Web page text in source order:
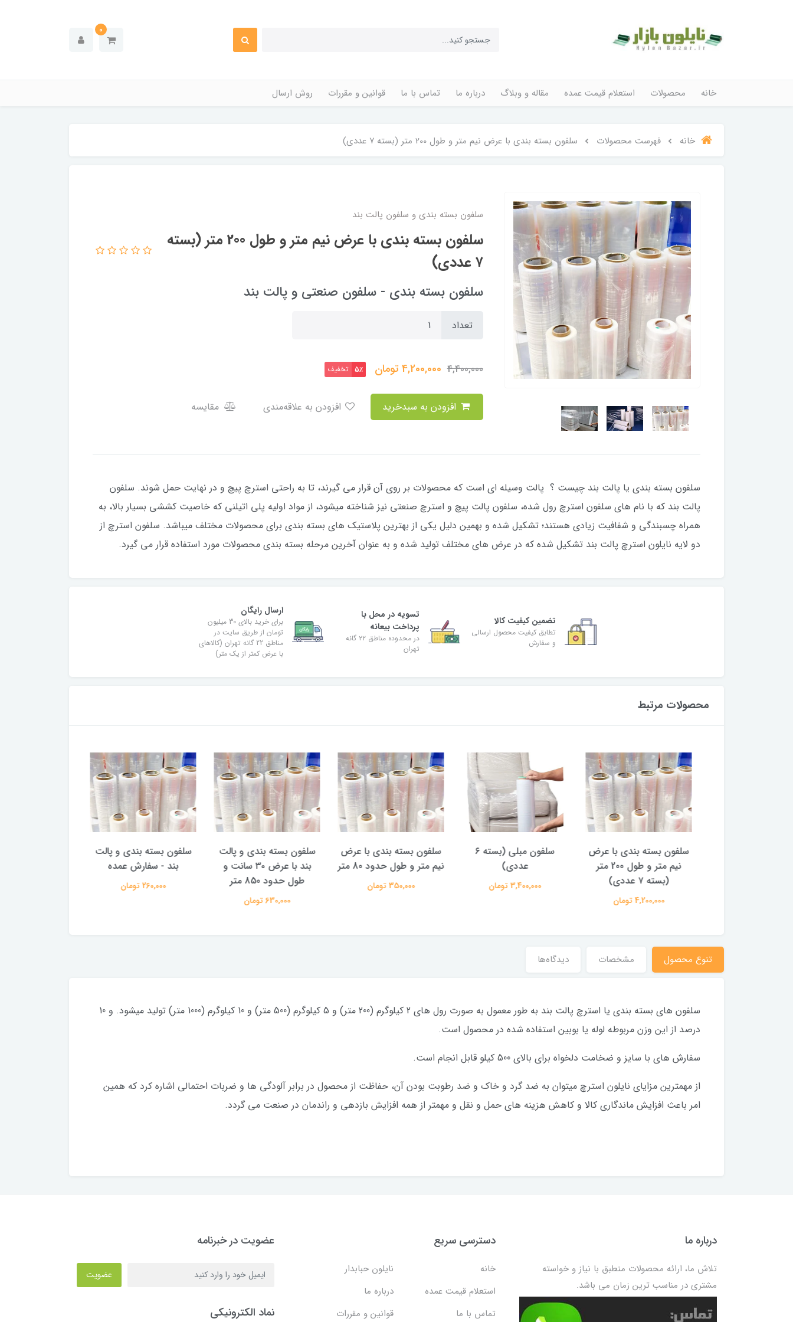
0
خانه محصولات استعلام قیمت عمده مقاله ‌و وبلاگ درباره ما تماس با ما قوانین و مقررات روش ارسال
خانه فهرست محصولات سلفون بسته بندی با عرض نیم متر و طول 200 متر (بسته ۷ عددی)
سلفون بسته بندی و سلفون پالت بند
سلفون بسته بندی با عرض نیم متر و طول 200 متر (بسته
۷ عددی)
سلفون بسته بندی - سلفون صنعتی و پالت بند
تعداد
4,400,000
4,200,000تومان 5٪ تخفیف
مقایسه
سلفون بسته بندی یا پالت بند چیست ؟ پالت وسیله ای است که محصولات بر روی آن قرار می گیرند، تا به راحتی استرچ پیچ و در نهایت حمل شوند. سلفون
پالت بند که با نام های سلفون استرچ رول شده، سلفون پالت پیچ و استرچ صنعتی نیز شناخته میشود، از مواد اولیه پلی اتیلنی که خاصیت کششی بسیار بالا، به
همراه چسبندگی و شفافیت زیادی هستند؛ تشکیل شده و بهمین دلیل یکی از بهترین پلاستیک های بسته بندی برای محصولات مختلف میباشد. سلفون استرچ از
دو لایه نایلون استرچ پالت بند تشکیل شده که در عرض های مختلف تولید شده و به عنوان آخرین مرحله بسته بندی محصولات مورد استفاده قرار می گیرد.
تضمین کیفیت کالا
تطابق کیفیت محصول ارسالی
و سفارش
تسویه در محل با
پرداخت بیعانه
در محدوده مناطق ۲۲ گانه
تهران
ارسال رایگان
برای خرید بالای 30 میلیون
تومان از طریق سایت در
مناطق 22 گانه تهران (کالاهای
با عرض کمتر از یک متر)
محصولات مرتبط
سلفون بسته بندی با عرض
نیم متر و طول 200 متر
(بسته ۷ عددی)
4,200,000 تومان
سلفون مبلی (بسته ۶
عددی)
3,400,000 تومان
سلفون بسته بندی با عرض
نیم متر و طول حدود 80 متر
350,000 تومان
سلفون بسته بندی و پالت
بند با عرض ۳۰ سانت و
طول حدود 850 متر
630,000 تومان
سلفون بسته بندی و پالت
بند - سفارش عمده
260,000 تومان
تنوع محصول مشخصات دیدگاه‌ها
سلفون های بسته بندی یا استرچ پالت بند به طور معمول به صورت رول های 2 کیلوگرم (200 متر) و 5 کیلوگرم (500 متر) و 10 کیلوگرم (1000 متر) تولید میشود. و 10
درصد از این وزن مربوطه لوله یا بوبین استفاده شده در محصول است.
سفارش های با سایز و ضخامت دلخواه برای بالای 500 کیلو قابل انجام است.
از مهمترین مزایای نایلون استرچ میتوان به ضد گرد و خاک و ضد رطوبت بودن آن، حفاظت از محصول در برابر آلودگی ها و ضربات احتمالی اشاره کرد که همین
امر باعث افزایش ماندگاری کالا و کاهش هزینه های حمل و نقل و مهمتر از همه افزایش بازدهی و راندمان در صنعت می گردد.
درباره ما
تلاش ما، ارائه محصولات منطبق با نیاز و خواسته
مشتری در مناسب ترین زمان می باشد.
دسترسی سریع
خانه
نایلون حبابدار
استعلام قیمت عمده
درباره ما
تماس با ما
قوانین و مقررات
عضویت در خبرنامه
عضویت
نماد الکترونیکی